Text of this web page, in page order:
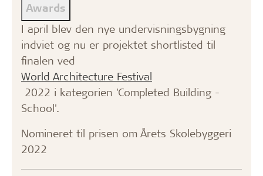
Awards
I april blev den nye undervisningsbygning
indviet og nu er projektet shortlisted til
finalen ved
World Architecture Festival
2022 i kategorien 'Completed Building -
School'.
Nomineret til prisen om Årets Skolebyggeri
2022